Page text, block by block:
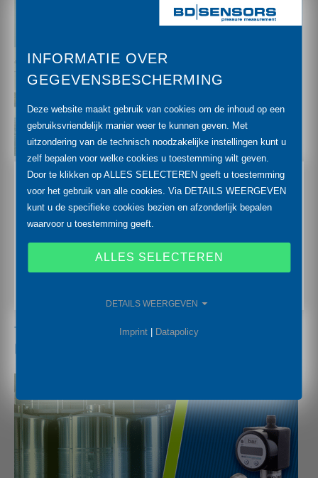
Een doorslaggevend concept voor apparatuur biedt
een hoge beveiliging tegen overspanning en maakt
dankzij de scheidbaarheid van de dompelsonde een
gemakkelijke evenals een snelle vervanging
Toepassingen op het gebied van hygiëne:
betrouwbare meettechniek
INFORMATIE OVER
GEGEVENSBESCHERMING
Deze website maakt gebruik van cookies om de inhoud op een
gebruiksvriendelijk manier weer te kunnen geven. Met
uitzondering van de technisch noodzakelijke instellingen kunt u
zelf bepalen voor welke cookies u toestemming wilt geven.
Door te klikken op ALLES SELECTEREN geeft u toestemming
voor het gebruik van alle cookies. Via DETAILS WEERGEVEN
kunt u de specifieke cookies bezien en afzonderlijk bepalen
waarvoor u toestemming geeft.
ALLES SELECTEREN
DETAILS WEERGEVEN
Imprint Datapolicy